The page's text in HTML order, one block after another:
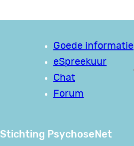
Goede informatie
eSpreekuur
Chat
Forum
Stichting PsychoseNet